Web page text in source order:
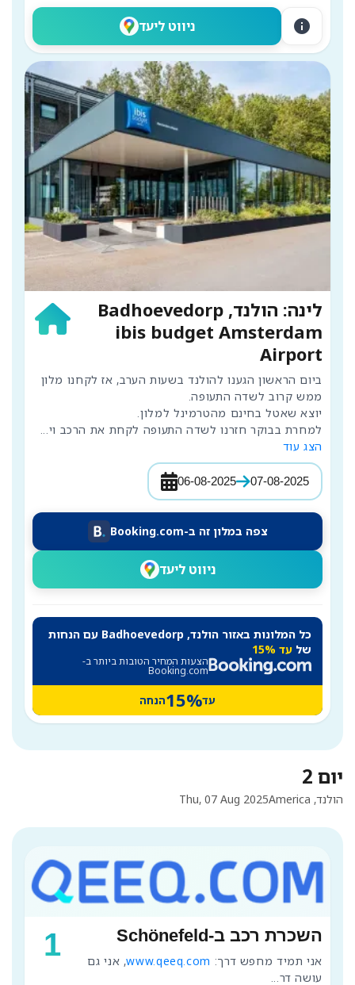
ניווט ליעד info
לינה: הולנד, Badhoevedorp
ibis budget Amsterdam
Airport
למחרת בבוקר חזרנו לשדה התעופה לקחת את הרכב וי...
הצג עוד
06-08-2025 07-08-2025
צפה במלון זה ב-Booking.com
ניווט ליעד
כל המלונות באזור הולנד, Badhoevedorp עם הנחות
של עד 15%
הצעות המחיר הטובות ביותר ב-
Booking.com
עד15%הנחה
יום 2
Thu, 07 Aug 2025 הולנד, America
1 השכרת רכב ב-Schönefeld
אני תמיד מחפש דרך: www.qeeq.com
עושה דר...